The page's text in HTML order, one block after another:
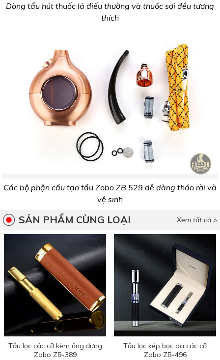
Dòng tẩu hút thuốc lá điếu thường và thuốc sợi đều tương
thích
Các bộ phận cấu tạo tẩu Zobo ZB 529 dễ dàng tháo rời và
vệ sinh
Xem tất cả >
SẢN PHẨM CÙNG LOẠI
Tẩu lọc các cỡ kèm ống đựng
Zobo ZB-389
Tẩu lọc kép bọc da các cỡ
Zobo ZB-496